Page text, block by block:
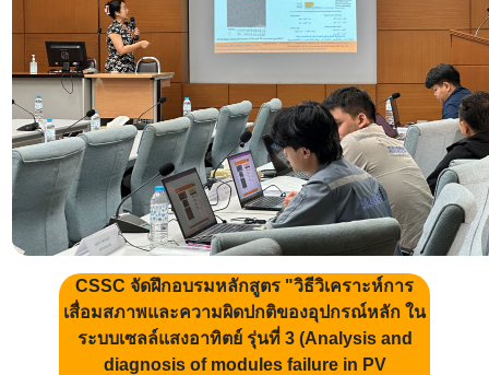
CSSC จัดฝึกอบรมหลักสูตร "วิธีวิเคราะห์การ
เสื่อมสภาพและความผิดปกติของอุปกรณ์หลัก ใน
ระบบเซลล์แสงอาทิตย์ รุ่นที่ 3 (Analysis and
diagnosis of modules failure in PV